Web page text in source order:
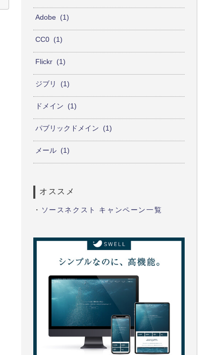
Adobe 1
CC0 1
Flickr 1
ジブリ 1
ドメイン 1
パブリックドメイン 1
メール 1
オススメ
・ ソースネクスト キャンペーン一覧